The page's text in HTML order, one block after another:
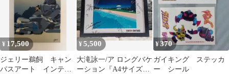
¥ 17,500
ジェリー鵜飼 キャン
パスアート インテリ
¥5,500
大滝詠一/ア ロングバケ
ーション『A4サイズ写
¥370
ガイキング ステッカ
ー シール